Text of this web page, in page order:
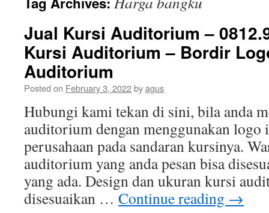
Jual Kursi Auditorium –
Kursi Auditorium – Bordir
Auditorium
Posted on February 3, 2022byagus
Hubungi kami tekan di sini, bila anda
auditorium dengan menggunakan logo
perusahaan pada sandaran kursinya.
auditorium yang anda pesan bisa
yang ada. Design dan ukuran kursi
disesuaikan … Continue reading →